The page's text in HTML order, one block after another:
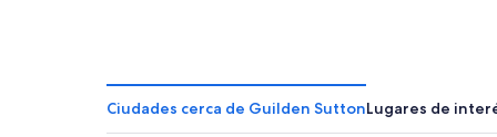
Ciudades cerca de Guilden SuttonLugares de